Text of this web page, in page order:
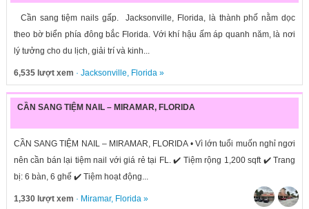
Cần sang tiệm nails gấp. Jacksonville, Florida, là thành phố nằm dọc
theo bờ biển phía đông bắc Florida. Với khí hậu ấm áp quanh năm, là nơi
lý tưởng cho du lịch, giải trí và kinh...
6,535 lượt xem · Jacksonville, Florida»
CẦN SANG TIỆM NAIL – MIRAMAR, FLORIDA
CẦN SANG TIỆM NAIL – MIRAMAR, FLORIDA • Vì lớn tuổi muốn nghỉ ngơi
nên cần bán lại tiệm nail với giá rẻ tại FL. ✔️ Tiệm rộng 1,200 sqft ✔️ Trang
bị: 6 bàn, 6 ghế ✔️ Tiệm hoạt động...
1,330 lượt xem · Miramar, Florida»